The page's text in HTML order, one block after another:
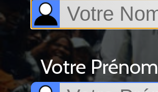
Votre Prénom